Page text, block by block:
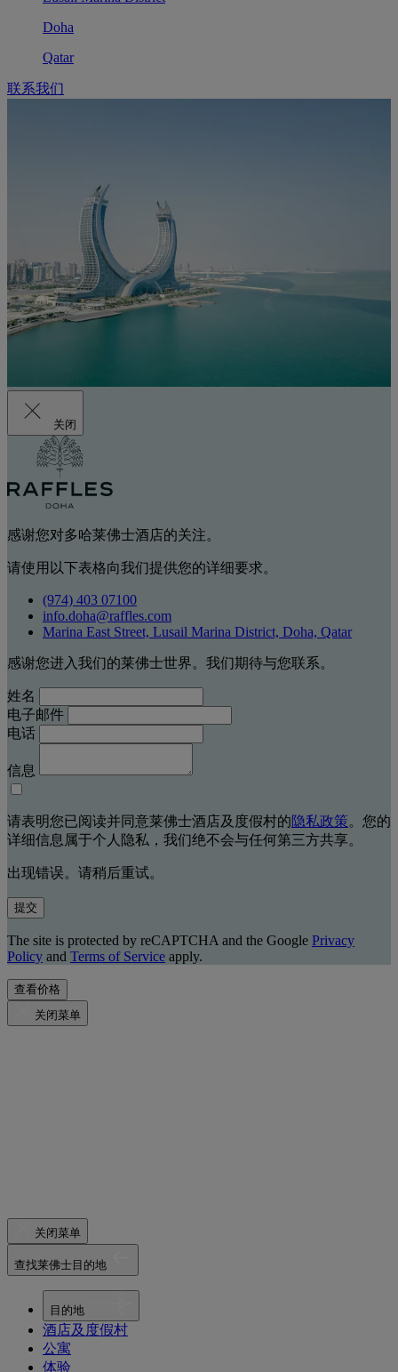
Doha
Qatar
联系我们
关闭
感谢您对多哈莱佛士酒店的关注。
请使用以下表格向我们提供您的详细要求。
(974) 403 07100
info.doha@raffles.com
Marina East Street, Lusail Marina District, Doha, Qatar
感谢您进入我们的莱佛士世界。我们期待与您联系。
姓名
电子邮件
电话
信息
请表明您已阅读并同意莱佛士酒店及度假村的隐私政策。您的
详细信息属于个人隐私，我们绝不会与任何第三方共享。
出现错误。请稍后重试。
提交
The site is protected by reCAPTCHA and the Google Privacy
Policy and Terms of Service apply.
查看价格
关闭菜单
关闭菜单
查找莱佛士目的地
目的地
酒店及度假村
公寓
体验